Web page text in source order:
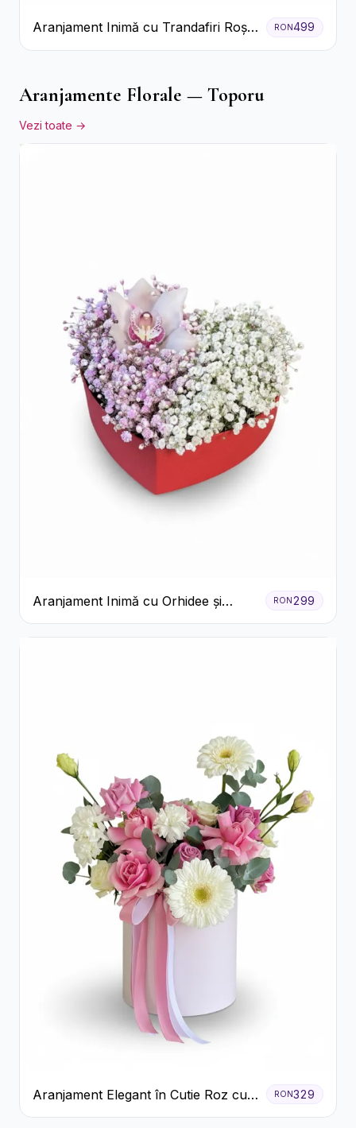
Aranjament Inimă cu Trandafiri Roșii
și Floarea Miresei
RON499
Aranjamente Florale — Toporu
Vezi toate →
Aranjament Inimă cu Orhidee și
Floarea Miresei
RON299
Aranjament Elegant în Cutie Roz cu
Trandafiri și Gerbera
RON329